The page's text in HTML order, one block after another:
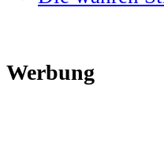
Werbung